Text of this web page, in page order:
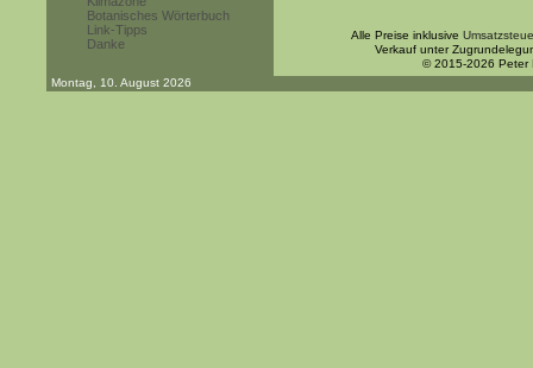
Botanisches Wörterbuch
Link-Tipps
Danke
Alle Preise inklusive
Verkauf unter
© 2015-2026 Peter
Montag, 10. August 2026